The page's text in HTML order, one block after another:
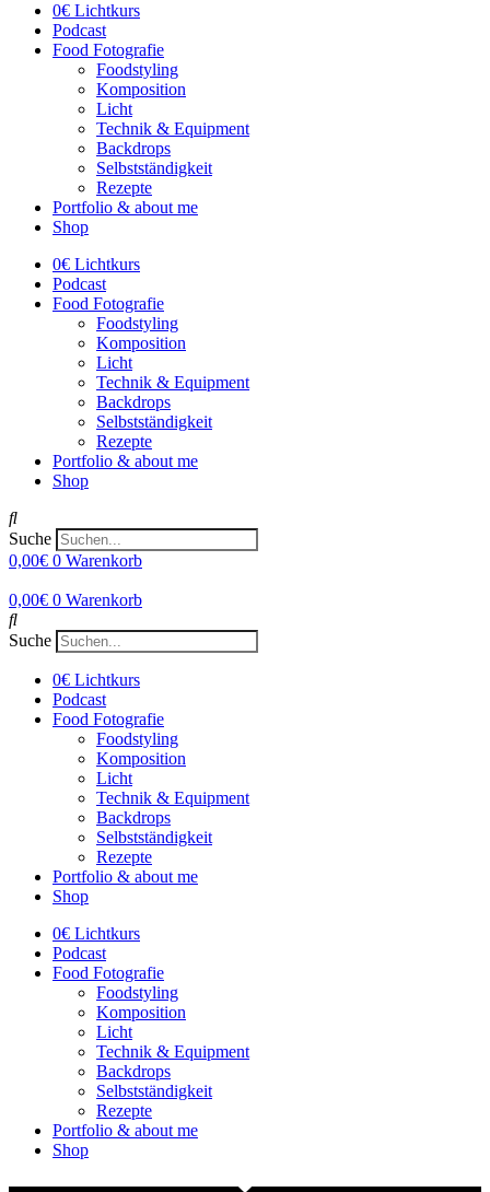
0€ Lichtkurs
Podcast
Food Fotografie
Foodstyling
Komposition
Licht
Technik & Equipment
Backdrops
Selbstständigkeit
Rezepte
Portfolio & about me
Shop
0€ Lichtkurs
Podcast
Food Fotografie
Foodstyling
Komposition
Licht
Technik & Equipment
Backdrops
Selbstständigkeit
Rezepte
Portfolio & about me
Shop
Suche
0,00€ 0 Warenkorb
0,00€ 0 Warenkorb
Suche
0€ Lichtkurs
Podcast
Food Fotografie
Foodstyling
Komposition
Licht
Technik & Equipment
Backdrops
Selbstständigkeit
Rezepte
Portfolio & about me
Shop
0€ Lichtkurs
Podcast
Food Fotografie
Foodstyling
Komposition
Licht
Technik & Equipment
Backdrops
Selbstständigkeit
Rezepte
Portfolio & about me
Shop